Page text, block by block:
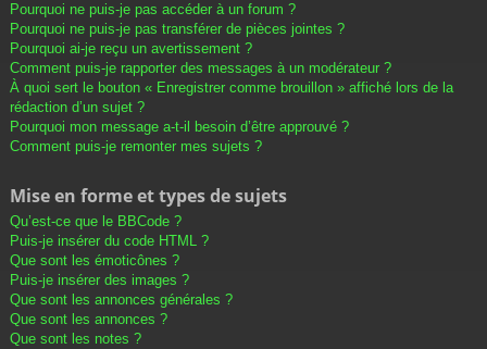
Pourquoi ne puis-je pas accéder à un forum ?
Pourquoi ne puis-je pas transférer de pièces jointes ?
Pourquoi ai-je reçu un avertissement ?
Comment puis-je rapporter des messages à un modérateur ?
À quoi sert le bouton « Enregistrer comme brouillon » affiché lors de la
rédaction d’un sujet ?
Pourquoi mon message a-t-il besoin d’être approuvé ?
Comment puis-je remonter mes sujets ?
Mise en forme et types de sujets
Qu’est-ce que le BBCode ?
Puis-je insérer du code HTML ?
Que sont les émoticônes ?
Puis-je insérer des images ?
Que sont les annonces générales ?
Que sont les annonces ?
Que sont les notes ?